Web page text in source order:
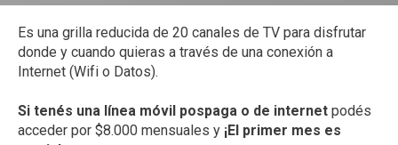
Es una grilla reducida de 20 canales de TV para disfrutar
donde y cuando quieras a través de una conexión a
Internet (Wifi o Datos).
Si tenés una línea móvil pospaga o de internet podés
acceder por $8.000 mensuales y ¡El primer mes es